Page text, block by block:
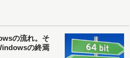
の流れ。そ
の終焉